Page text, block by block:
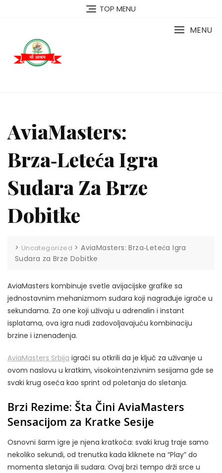
TOP MENU
MENU
AviaMasters:
Brza‑Leteća Igra
Sudara Za Brze
Dobitke
> Uncategorized >AviaMasters: Brza‑Leteća Igra
Sudara za Brze Dobitke
AviaMasters kombinuje svetle avijacijske grafike sa
jednostavnim mehanizmom sudara koji nagrađuje igrače u
sekundama. Za one koji uživaju u adrenalin i instant
isplatama, ova igra nudi zadovoljavajuću kombinaciju
brzine i iznenađenja.
AviaMasters Srbija igrači su otkrili da je ključ za uživanje u
ovom naslovu u kratkim, visokointenzivnim sesijama gde se
svaki krug oseća kao sprint od poletanja do sletanja.
Brzi Rezime: Šta Čini AviaMasters
Sensacijom za Kratke Sesije
Osnovni šarm igre je njena kratkoća: svaki krug traje samo
nekoliko sekundi, od trenutka kada kliknete na “Play” do
momenta sletanja ili sudara. Ovaj brzi tempo drži srce u